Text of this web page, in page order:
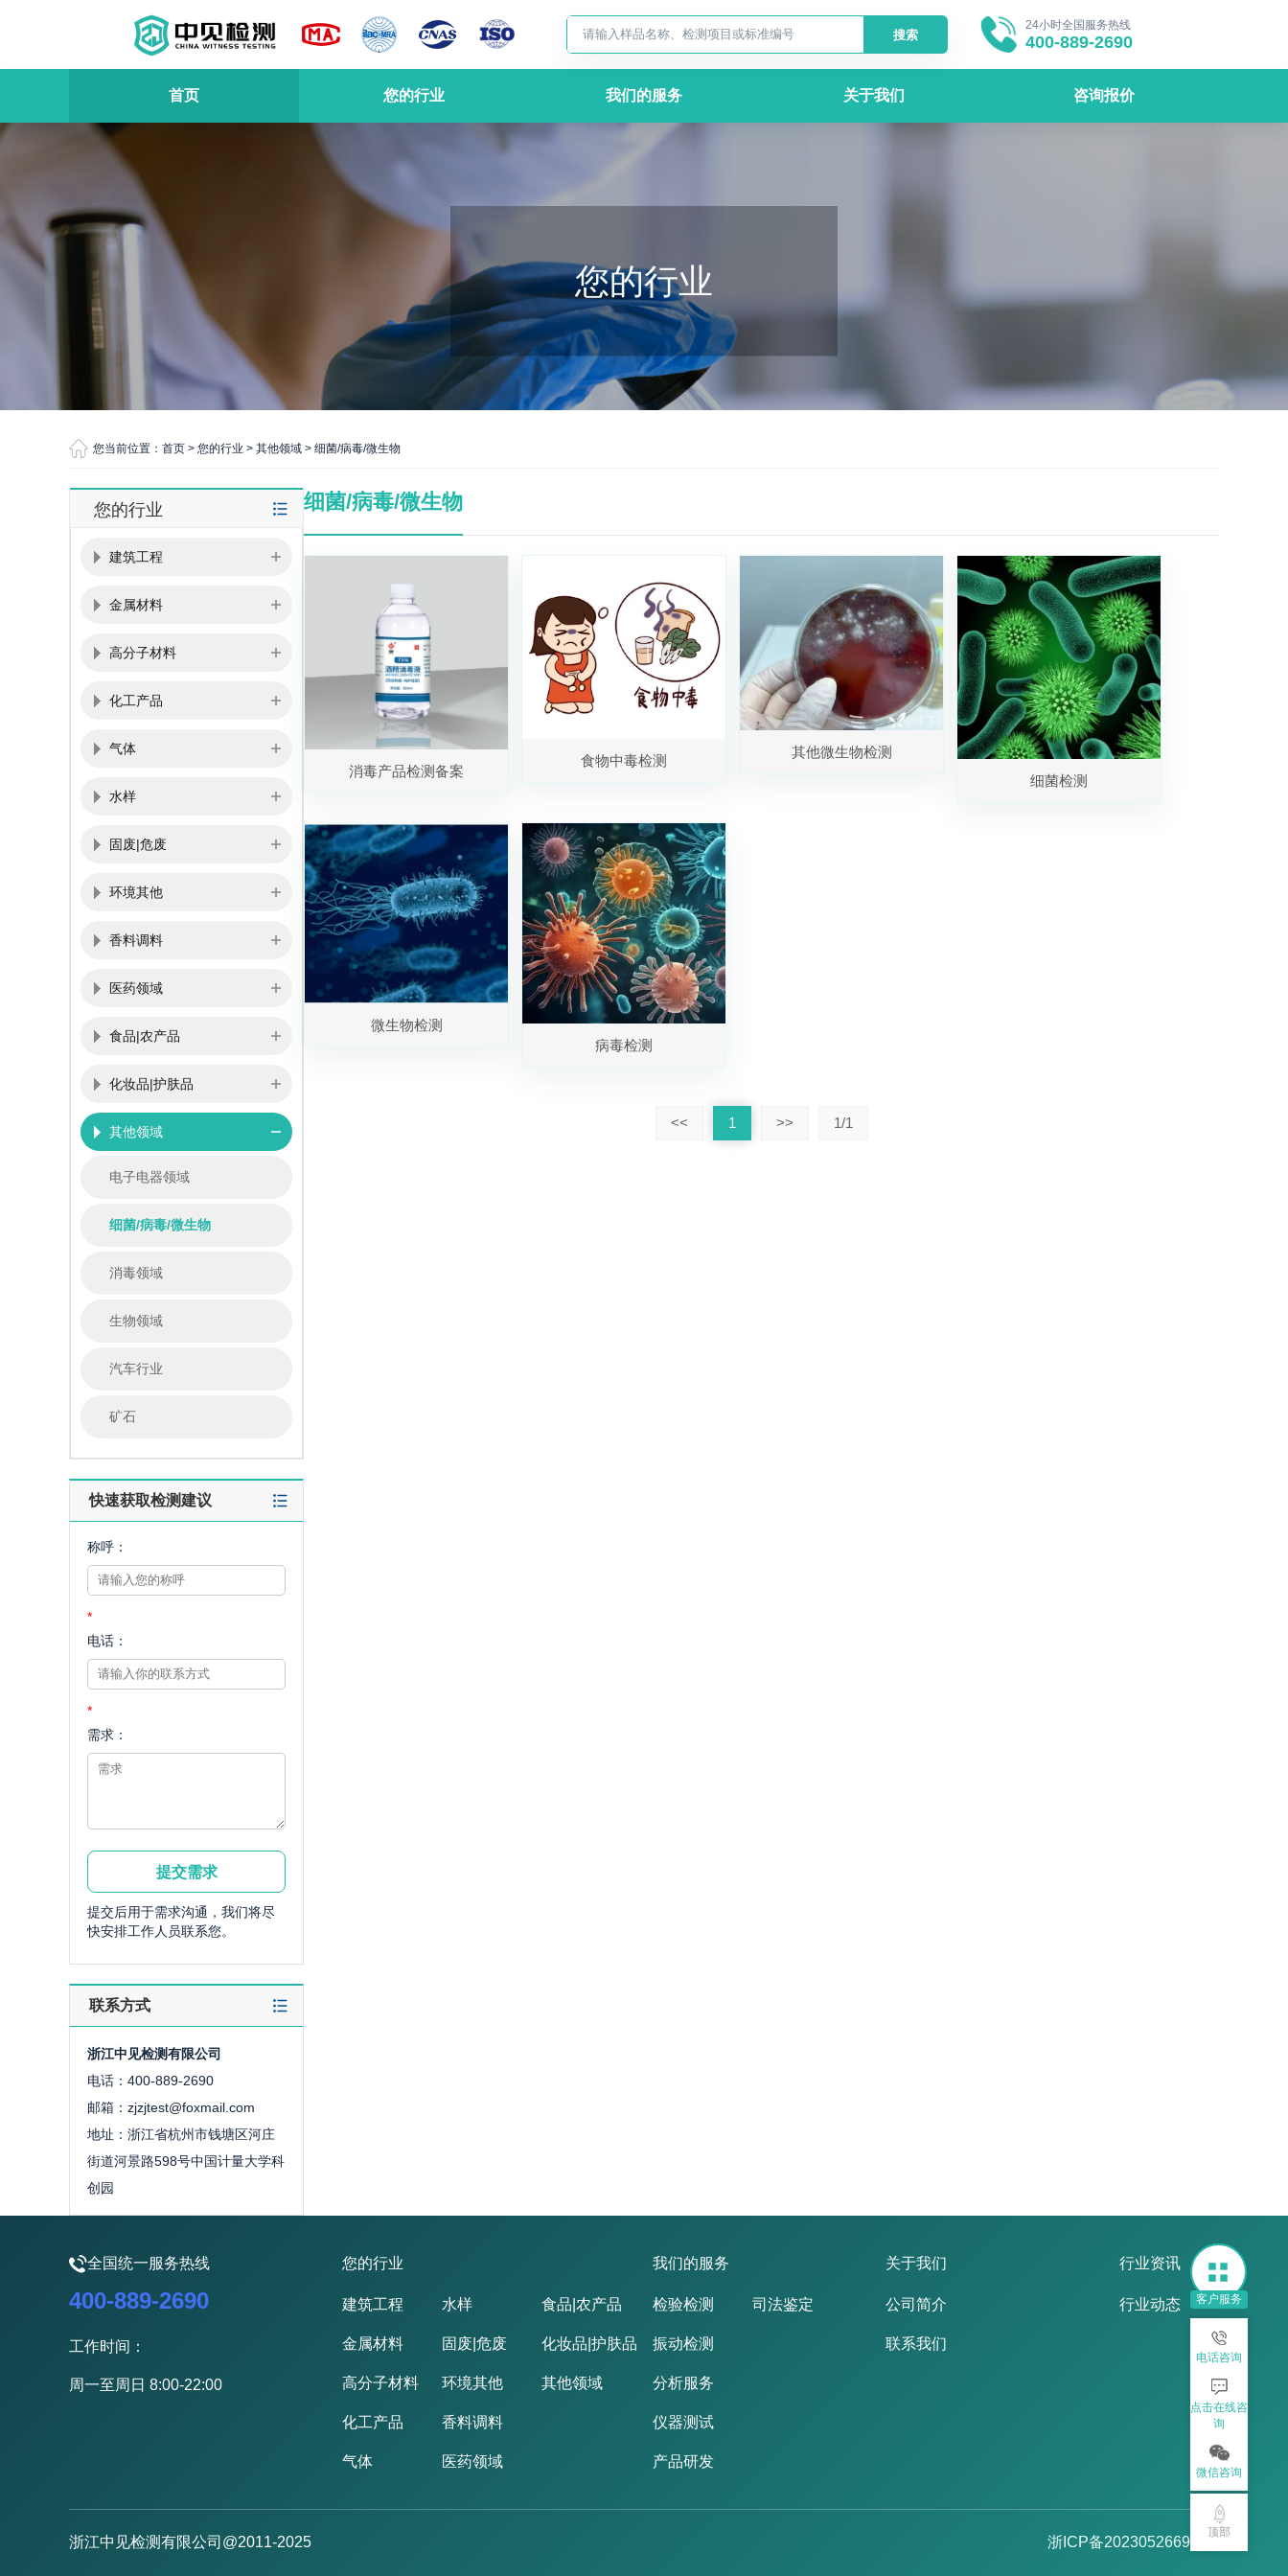
搜索
24小时全国服务热线
400-889-2690
首页 您的行业 我们的服务 关于我们 咨询报价
您的行业
您当前位置： 首页 > 您的行业 > 其他领域 > 细菌/病毒/微生物
您的行业
建筑工程
金属材料
高分子材料
化工产品
气体
水样
固废|危废
环境其他
香料调料
医药领域
食品|农产品
化妆品|护肤品
其他领域
电子电器领域
细菌/病毒/微生物
消毒领域
生物领域
汽车行业
矿石
快速获取检测建议
称呼：
*
电话：
*
需求：
提交后用于需求沟通，我们将尽
快安排工作人员联系您。
联系方式
浙江中见检测有限公司
电话：400-889-2690
邮箱：zjzjtest@foxmail.com
地址：浙江省杭州市钱塘区河庄
街道河景路598号中国计量大学科
创园
细菌/病毒/微生物
消毒产品检测备案
食物中毒检测
其他微生物检测
细菌检测
微生物检测
病毒检测
<< 1 >> 1/1
全国统一服务热线
400-889-2690
工作时间：
周一至周日 8:00-22:00
您的行业
建筑工程
金属材料
高分子材料
化工产品
气体
水样
固废|危废
环境其他
香料调料
医药领域
食品|农产品
化妆品|护肤品
其他领域
我们的服务
检验检测
振动检测
分析服务
仪器测试
产品研发
司法鉴定
关于我们
公司简介
联系我们
行业资讯
行业动态
浙江中见检测有限公司@2011-2025 浙ICP备2023052669号-2
客户服务
电话咨询
点击在线咨
询
微信咨询
顶部